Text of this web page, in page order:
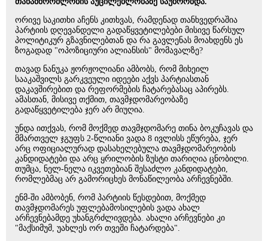
ორივე საკითხი აჩენს კითხვას, რამდენად თანხვედრაშია
პარტიის დღევანდელი გადაწყვეტილებები მისივე წარსულ
პოლიტიკურ გზავნილებთან და რა გავლენას მოახდენს ეს
ზოგადად "ოპოზიციური ალიანსის" მომავალზე?
თავად ნანუკა ჟორჟოლიანი ამბობს, რომ მიხეილ
სააკაშვილს გარკვეული იდეები აქვს პარტიასთან
დაკავშირებით და რეფორმების ჩატარებასაც აპირებს.
ამასთან, მისივე თქმით, თავმჯდომარეობაზე
გადაწყვეტილება ჯერ არ მიუღია.
უნდა ითქვას, რომ მოქმედ თავმჯდომარე თინა ბოკუჩავას და
მმართველ ჯგუფს 2-წლიანი ვადა 8 ივლისს ეწურება, ჯერ
არც ოფიციალურად დასახელებულა თავმჯდომარეობის
კანდიდატები და არც ყრილობის ზუსტი თარიღია ცნობილი.
თუმცა, ნელ-ნელა იკვეთებიან შესაძლო კანდიდატები,
რომლებმაც არ გამორიცხეს მონაწილეობა არჩევნებში.
ენმ-ში ამბობენ, რომ პარტიის წესდებით, მოქმედ
თავმჯდომარეს უფლებამოსილების ვადა ახალ
არჩევნებამდე უხანგრძლივდება. ახალი არჩევნები კი
"მაქსიმუმ, უახლეს ორ თვეში ჩატარდება".